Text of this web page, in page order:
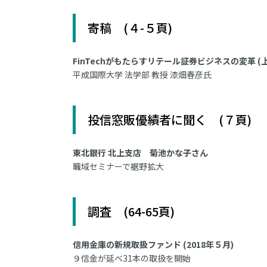
寄稿 (４-５頁)
FinTechがもたらすリテール証券ビジネスの変革 (
平成国際大学 法学部 教授 漆畑春彦氏
投信窓販優績者に聞く (７頁)
東北銀行 北上支店 菊池かな子さん
職域セミナーで裾野拡大
調査 (64-65頁)
信用金庫の新規取扱ファンド (2018年５月)
９信金が延べ31本の取扱を開始